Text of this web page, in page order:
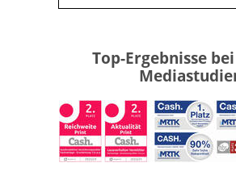
Top-Ergebnisse